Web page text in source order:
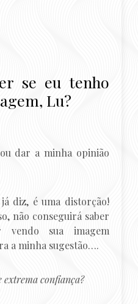
se eu tenho
Lu?
dar a minha opinião
diz, é uma distorção!
não conseguirá saber
vendo sua imagem
a minha sugestão….
extrema confiança?